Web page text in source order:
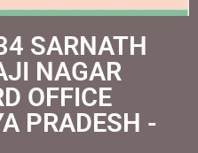
SARNATH
NAGAR
OFFICE
PRADESH -